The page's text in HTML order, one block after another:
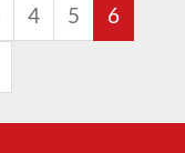
4 5 6